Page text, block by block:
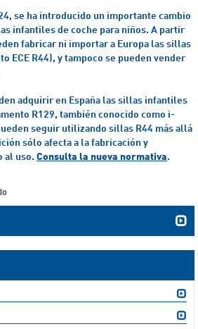
se ha introducido un importante cambio
infantiles de coche para niños. A partir
fabricar ni importar a Europa las sillas
ECE R44), y tampoco se pueden vender
adquirir en España las sillas infantiles
R129, también conocido como i-
seguir utilizando sillas R44 más allá
sólo afecta a la fabricación y
al uso. Consulta la nueva normativa.